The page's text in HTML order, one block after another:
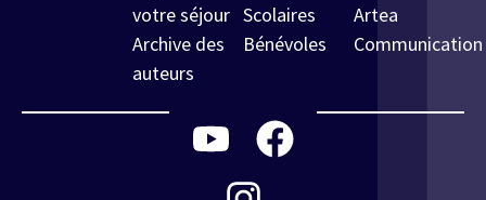
votre séjour
Archive des
auteurs
Scolaires
Bénévoles
Artea
Communication